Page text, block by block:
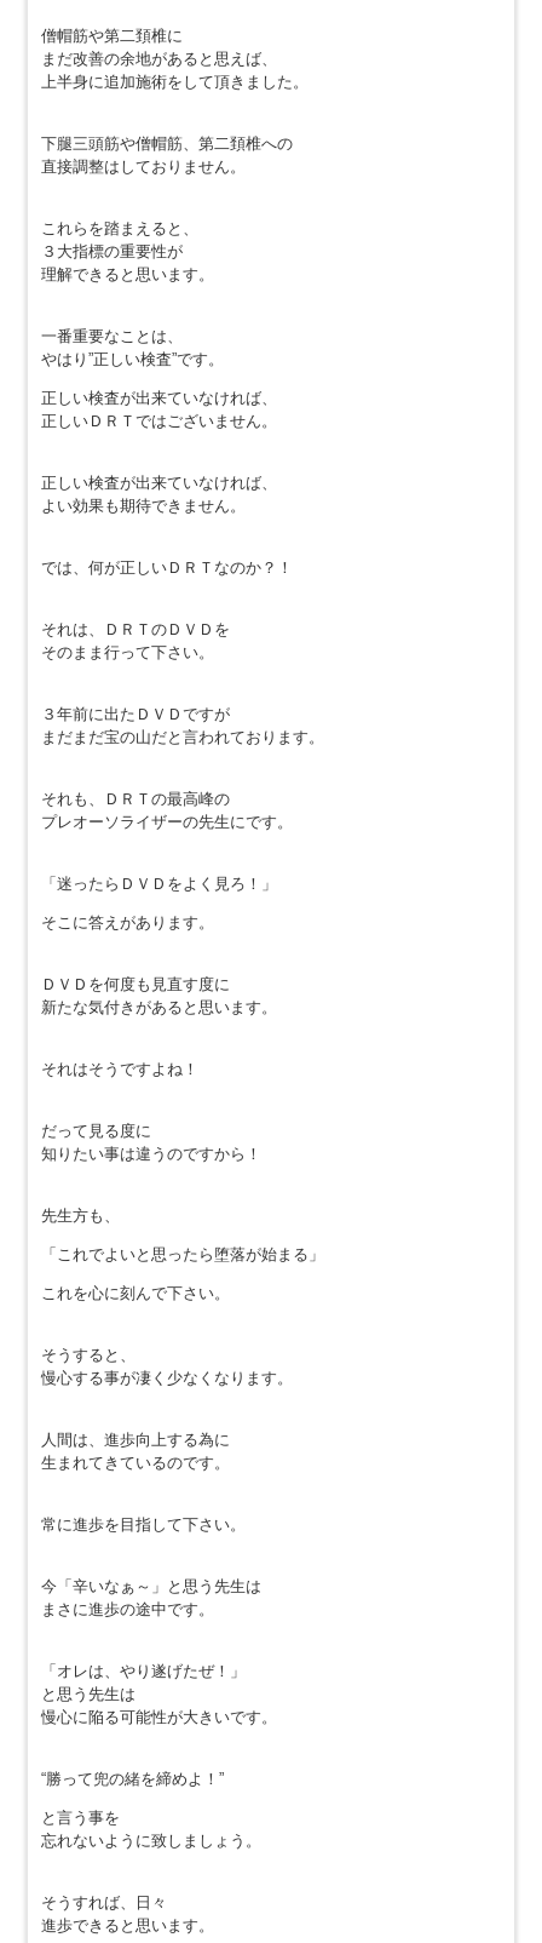
僧帽筋や第二頚椎に
まだ改善の余地があると思えば、
上半身に追加施術をして頂きました。
下腿三頭筋や僧帽筋、第二頚椎への
直接調整はしておりません。
これらを踏まえると、
３大指標の重要性が
理解できると思います。
一番重要なことは、
やはり”正しい検査”です。
正しい検査が出来ていなければ、
正しいＤＲＴではございません。
正しい検査が出来ていなければ、
よい効果も期待できません。
では、何が正しいＤＲＴなのか？！
それは、ＤＲＴのＤＶＤを
そのまま行って下さい。
３年前に出たＤＶＤですが
まだまだ宝の山だと言われております。
それも、ＤＲＴの最高峰の
プレオーソライザーの先生にです。
「迷ったらＤＶＤをよく見ろ！」
そこに答えがあります。
ＤＶＤを何度も見直す度に
新たな気付きがあると思います。
それはそうですよね！
だって見る度に
知りたい事は違うのですから！
先生方も、
「これでよいと思ったら堕落が始まる」
これを心に刻んで下さい。
そうすると、
慢心する事が凄く少なくなります。
人間は、進歩向上する為に
生まれてきているのです。
常に進歩を目指して下さい。
今「辛いなぁ～」と思う先生は
まさに進歩の途中です。
「オレは、やり遂げたぜ！」
と思う先生は
慢心に陥る可能性が大きいです。
“勝って兜の緒を締めよ！”
と言う事を
忘れないように致しましょう。
そうすれば、日々
進歩できると思います。